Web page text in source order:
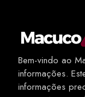
Bem-vindo ao
informações.
informações